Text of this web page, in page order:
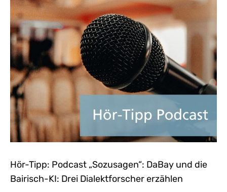
Hör-Tipp: Podcast „Sozusagen“: DaBay und die
Bairisch-KI: Drei Dialektforscher erzählen